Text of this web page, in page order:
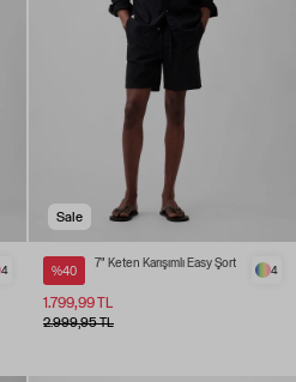
4
Sale
%40
7" Keten Karışımlı Easy Şort
1.799,99 TL
4
2.999,95 TL